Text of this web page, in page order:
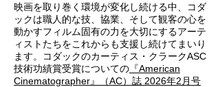
映画を取り巻く環境が変化し続ける中、コダ
ックは職人的な技、協業、そして観客の心を
動かすフィルム固有の力を大切にするアーテ
ィストたちをこれからも支援し続けてまいり
ます。コダックのカーティス・クラークASC
技術功績賞受賞についての 『American
Cinematographer』（AC）誌 2026年2月号